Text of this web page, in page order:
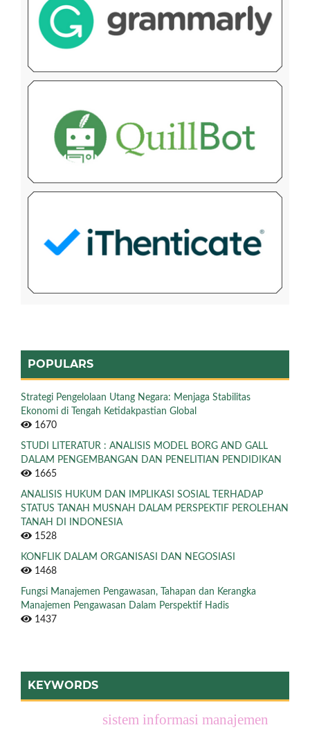
POPULARS
Strategi Pengelolaan Utang Negara: Menjaga Stabilitas
Ekonomi di Tengah Ketidakpastian Global
1670
STUDI LITERATUR : ANALISIS MODEL BORG AND GALL
DALAM PENGEMBANGAN DAN PENELITIAN PENDIDIKAN
1665
ANALISIS HUKUM DAN IMPLIKASI SOSIAL TERHADAP
STATUS TANAH MUSNAH DALAM PERSPEKTIF PEROLEHAN
TANAH DI INDONESIA
1528
KONFLIK DALAM ORGANISASI DAN NEGOSIASI
1468
Fungsi Manajemen Pengawasan, Tahapan dan Kerangka
Manajemen Pengawasan Dalam Perspektif Hadis
1437
KEYWORDS
sistem informasi manajemen